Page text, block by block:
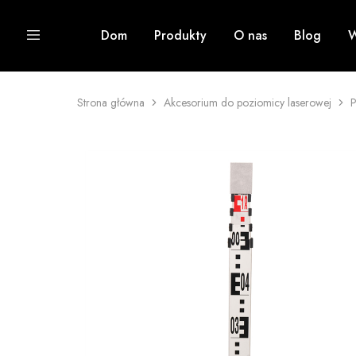
Dom Produkty O nas Blog
Strona główna Akcesorium do poziomicy laserowej